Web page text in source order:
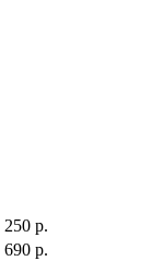
250 р.
690 р.